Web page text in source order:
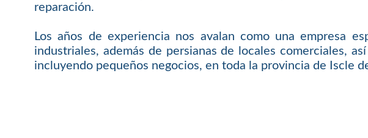
reparación.
Los años de experiencia nos avalan como una empresa
industriales, además de persianas de locales comerciales,
incluyendo pequeños negocios, en toda la provincia de Iscle